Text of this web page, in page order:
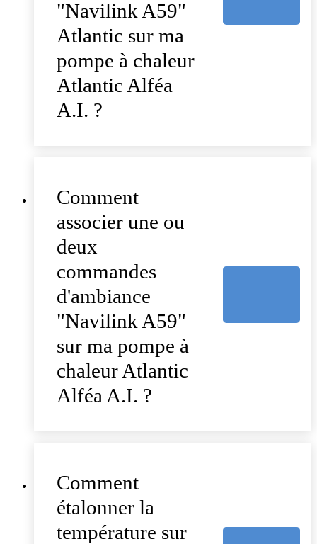
"Navilink A59"
Atlantic sur ma
pompe à chaleur
Atlantic Alféa
A.I. ?
Comment
associer une ou
deux
commandes
d'ambiance
"Navilink A59"
sur ma pompe à
chaleur Atlantic
Alféa A.I. ?
Comment
étalonner la
température sur